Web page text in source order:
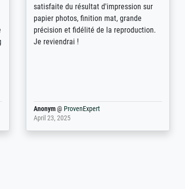
Extraordinaire diversité des thèmes
abordés et personnalisation des
demandes (recadrage, réajustement des
couleurs). Relation clientèle parfaite.
Anonym@ ProvenExpert
March 31, 2025